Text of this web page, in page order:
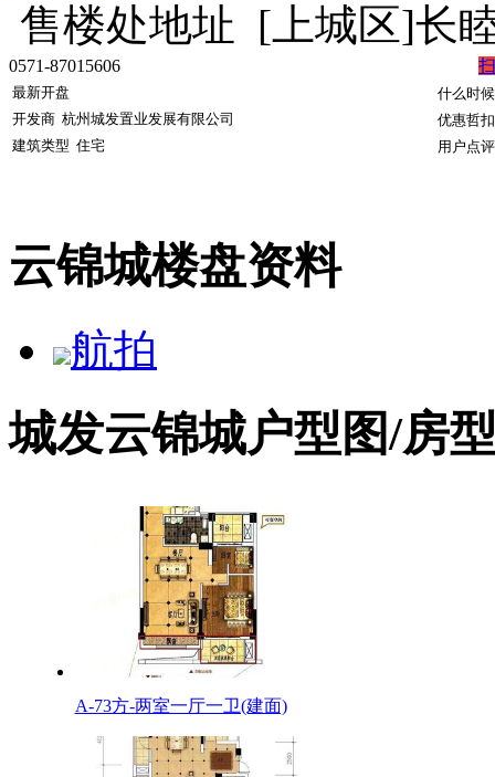
售楼处地址 [上城区]长
0571-87015606
最新开盘
什么时
开发商 杭州城发置业发展有限公司
优惠哲扣
建筑类型 住宅 用户点评
云锦城楼盘资料
航拍
城发云锦城户型图/房
A-73方-两室一厅一卫(建面)